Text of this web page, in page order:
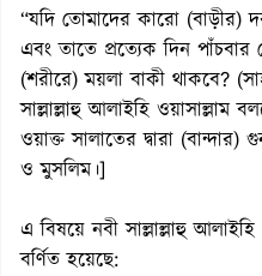
“যদি তোমাদের কারো (বাড়ীর)
এবং তাতে প্রত্যেক দিন
(শরীরে) ময়লা বাকী থাকবে?
সাল্লাল্লাহু আলাইহি ওয়াসাল্লাম
ওয়াক্ত সালাতের দ্বারা
ও মুসলিম।]
এ বিষয়ে নবী সাল্লাল্লাহু
বর্ণিত হয়েছে: